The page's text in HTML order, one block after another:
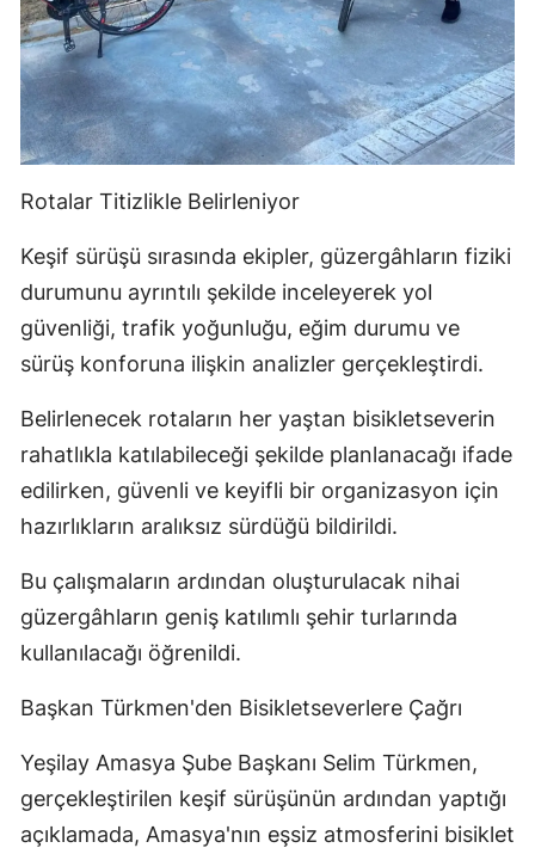
Rotalar Titizlikle Belirleniyor
Keşif sürüşü sırasında ekipler, güzergâhların fiziki
durumunu ayrıntılı şekilde inceleyerek yol
güvenliği, trafik yoğunluğu, eğim durumu ve
sürüş konforuna ilişkin analizler gerçekleştirdi.
Belirlenecek rotaların her yaştan bisikletseverin
rahatlıkla katılabileceği şekilde planlanacağı ifade
edilirken, güvenli ve keyifli bir organizasyon için
hazırlıkların aralıksız sürdüğü bildirildi.
Bu çalışmaların ardından oluşturulacak nihai
güzergâhların geniş katılımlı şehir turlarında
kullanılacağı öğrenildi.
Başkan Türkmen'den Bisikletseverlere Çağrı
Yeşilay Amasya Şube Başkanı Selim Türkmen,
gerçekleştirilen keşif sürüşünün ardından yaptığı
açıklamada, Amasya'nın eşsiz atmosferini bisiklet